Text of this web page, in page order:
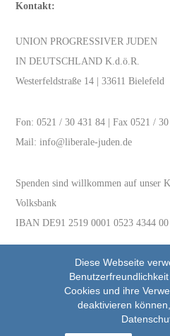
Diese Webseite
Cookies und ihre
deaktivieren
Kontakt:
UNION PROGRESSIVER JUDEN
IN DEUTSCHLAND K.d.ö.R.
Westerfeldstraße 14 | 33611 Bielefeld
Fon:0521 / 30 431 84 | Fax 0521 /
Mail:info@liberale-juden.de
Spenden sind willkommen auf unser
Volksbank
IBAN DE91 2519 0001 0523 4344
Unser Netzwerk